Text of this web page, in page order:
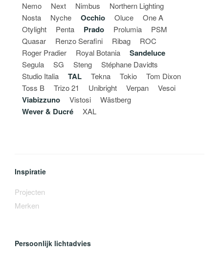
Nemo
Next Nimbus
Northern Lighting
Nosta
Nyche Occhio Oluce
One A
Otylight
Penta Prado Prolumia
PSM
Quasar
Renzo Serafini Ribag
ROC
Roger Pradier
Royal Botania Sandeluce
Segula SG Steng
Stéphane Davidts
Studio Italia
TAL Tekna Tokio
Tom Dixon
Toss B
Trizo 21 Unibright Verpan Vesoi
Viabizzuno Vistosi Wästberg
Wever & Ducré XAL
Inspiratie
Projecten
Merken
Persoonlijk lichtadvies